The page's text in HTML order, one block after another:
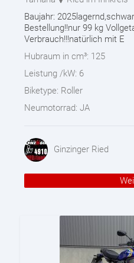
Baujahr:
Bestellung!!nur 99 kg
Verbrauch!!!natürlich mit E
Hubraum in cm³: 125
Leistung /kW: 6
Biketype: Roller
Neumotorrad: JA
Ginzinger Ried